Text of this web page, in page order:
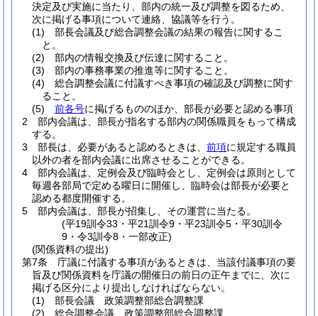
決定及び実施に当たり、部内の統一及び調整を図るため、
次に掲げる事項について連絡、協議等を行う。
(1)
部長会議及び総合調整会議の結果の報告に関するこ
と。
(2)
部内の情報交換及び伝達に関すること。
(3)
部内の事務事業の推進等に関すること。
(4)
総合調整会議に付議すべき事項の確認及び調整に関す
ること。
(5)
前各号に掲げるもののほか、部長が必要と認める事項
2
部内会議は、部長が指名する部内の関係職員をもって構成
する。
3
部長は、必要があると認めるときは、 前項に規定する職員
以外の者を部内会議に出席させることができる。
4
部内会議は、定例会及び臨時会とし、定例会は原則として
毎週各部局で定める曜日に開催し、臨時会は部長が必要と
認める都度開催する。
5
部内会議は、部長が招集し、その運営に当たる。
(平19訓令33・平21訓令9・平23訓令5・平30訓令
9・令3訓令8・一部改正)
(関係資料の提出)
第7条
庁議に付議する事項があるときは、当該付議事項の要
旨及び関係資料を庁議の開催日の前日の正午までに、次に
掲げる区分により提出しなければならない。
(1)
部長会議 政策調整部総合調整課
(2)
総合調整会議 政策調整部総合調整課